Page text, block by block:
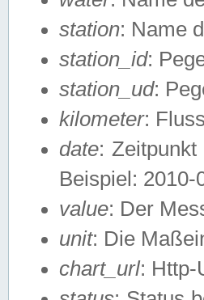
station: Name
station_id:
station_ud:
kilometer:
date:
Beispiel: 2010-
value: Der
unit: Die
chart_url: Http-